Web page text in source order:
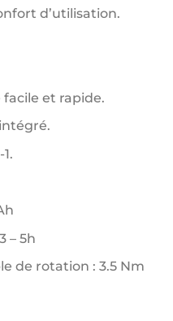
d’utilisation.
et rapide.
– 5h
de rotation : 3.5 Nm